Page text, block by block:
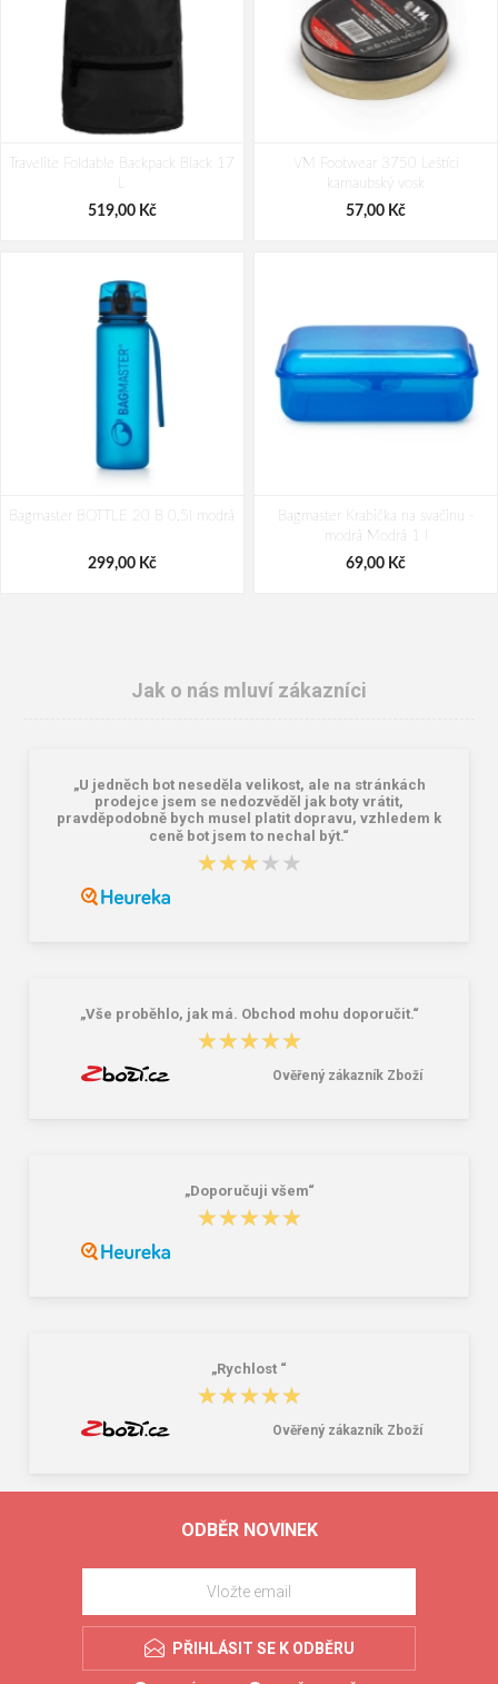
L
3 899,00 Kč
Travelite Foldable Backpack Black 17
519,00 Kč
VM Footwear 3750 Leštící
karnaubský vosk
57,00 Kč
Bagmaster BOTTLE 20 B 0,5l modrá
299,00 Kč
Bagmaster Krabička na svačinu -
modrá Modrá 1 l
69,00 Kč
Nákupní skládací taška Dielle BS-3-
05 modrá 30 L
Granite 5 21747-19 Sluneční brýle
Jak o nás mluví zákazníci
„U jedněch bot neseděla velikost, ale na stránkách
prodejce jsem se nedozvěděl jak boty vrátit,
pravděpodobně bych musel platit dopravu, vzhledem k
ceně bot jsem to nechal být.“
★★★★★
★★★★★
„Vše proběhlo, jak má. Obchod mohu doporučit.“
★★★★★
★★★★★
Ověřený zákazník Zboží
„Doporučuji všem“
★★★★★
★★★★★
„Rychlost “
★★★★★
★★★★★
Ověřený zákazník Zboží
ODBĚR NOVINEK
PŘIHLÁSIT SE K ODBĚRU